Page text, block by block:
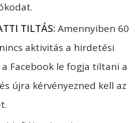
TILTÁS:Amennyiben 60
aktivitás a hirdetési
Facebook le fogja tiltani a
újra kérvényezned kell az